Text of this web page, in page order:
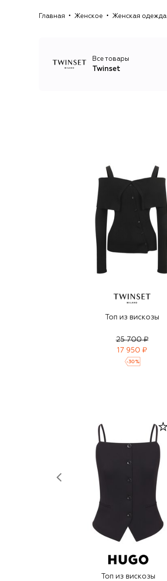
Главная Женское Женская одежда
Все товары
Twinset
Топ из вискозы
25 700 ₽
17 950 ₽
-30 %
Топ из вискозы